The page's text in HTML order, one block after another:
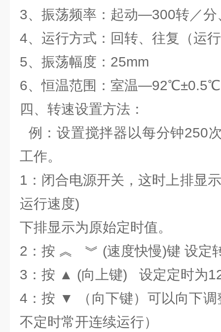
3、振荡频率：起动—300转／分
4、运行方式：回转、往复（运
5、振荡幅度：25mm
6、恒温范围：室温—92℃±0.5℃
四、转速设置方法：
例：设置搅拌器以每分钟250
工作。
1：闭合电源开关，这时上排显
运行速度)
下排显示为原始定时值。
2：按 ︽ ︾ (速度快慢)键 设定
3：按 ▲ (向上键) 设定定时为
4：按 ▼ （向下键）可以向下调
不定时常开连续运行）